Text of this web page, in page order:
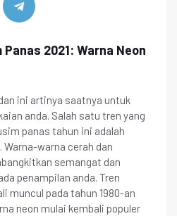
2021: Warna Neon
ini artinya saatnya untuk
anda. Salah satu tren yang
panas tahun ini adalah
Warna-warna cerah dan
semangat dan
penampilan anda. Tren
muncul pada tahun 1980-an
neon mulai kembali populer